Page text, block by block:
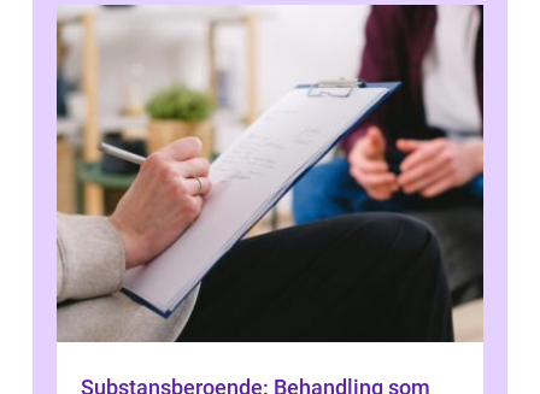
Substansberoende: Behandling som